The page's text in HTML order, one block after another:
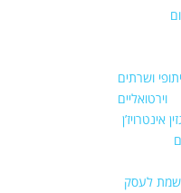
ושרתים
וירטואליים
אינטרויז’ן
לעסק